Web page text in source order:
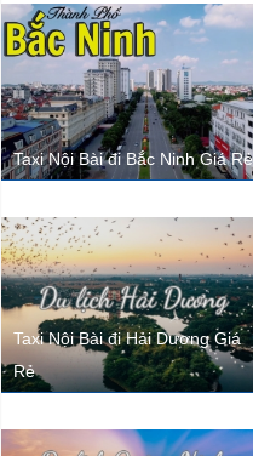
Taxi Nội Bài đi Bắc Ninh Giá Rẻ
Taxi Nội Bài đi Hải Dương Giá
Rẻ